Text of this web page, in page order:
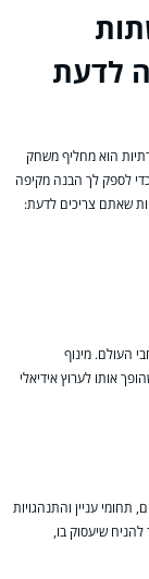
הוא מחליף משחק
לספק לך הבנה מקיפה
שאתם צריכים לדעת:
העולם. מינוף
אותו לערוץ אידיאלי
תחומי עניין והתנהגויות
שיעסוק בו,